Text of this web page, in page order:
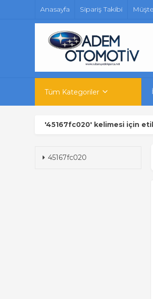
Anasayfa Sipariş Takibi
Tüm Kategoriler
'45167fc020' kelimesi için
45167fc020